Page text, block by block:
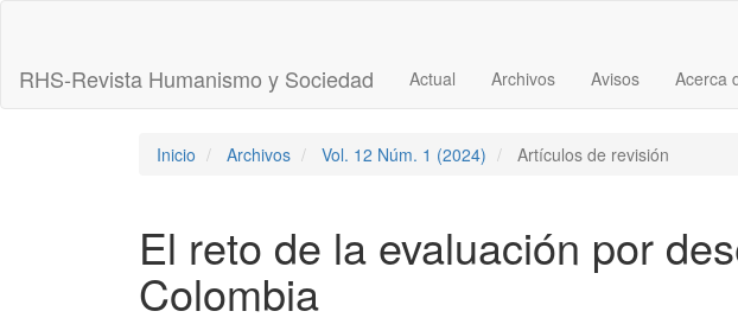
principal
Barra
RHS-Revista Humanismo y Sociedad Actual Archivos Avisos Acerca
Inicio Archivos Vol. 12 Núm. 1 (2024) Artículos de revisión
El reto de la evaluación por
Colombia